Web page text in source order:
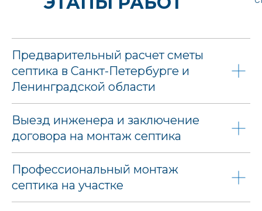
Предварительный расчет сметы
септика в Санкт-Петербурге и
Ленинградской области
Выезд инженера и заключение
договора на монтаж септика
Профессиональный монтаж
септика на участке